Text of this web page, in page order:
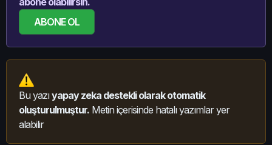
ABONE OL
Bu yazıyapay zeka destekli olarak otomatik
oluşturulmuştur. Metin içerisinde hatalı yazımlar yer
alabilir